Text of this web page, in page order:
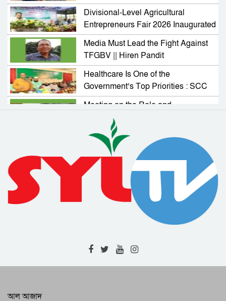
Divisional-Level Agricultural
Entrepreneurs Fair 2026 Inaugurated
in Sylhet
Media Must Lead the Fight Against
TFGBV || Hiren Pandit
Healthcare Is One of the
Government’s Top Priorities : SCC
Administrator
Meeting on the Role and
Responsibilities of NGOs in
Activating Village Courts
RAB Arrests Murder Case Accused
from Companiganj
Complaint Resolution Cell Formed
to Address Problems Faced by
Expatriates
Drainage and Road Repair Work to
Begin Soon : SCC Administrator
RAB-9 Arrests One with 7kg of
আল আজাদ